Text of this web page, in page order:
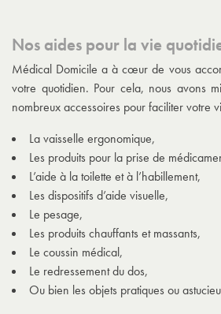
Nos aides pour la vie
Médical Domicile a à cœur de vous
votre quotidien. Pour cela, nous avons
nombreux accessoires pour faciliter votre
La vaisselle ergonomique,
Les produits pour la prise de
L’aide à la toilette et à l’habillement,
Les dispositifs d’aide visuelle,
Le pesage,
Les produits chauffants et massants,
Le coussin médical,
Le redressement du dos,
Ou bien les objets pratiques ou